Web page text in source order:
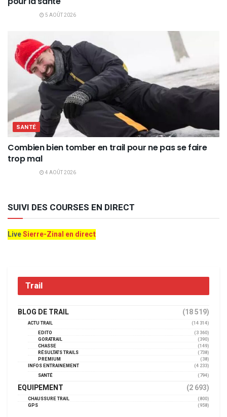
5 AOÛT 2026
SANTÉ
Combien bien tomber en trail pour ne pas se faire
trop mal
4 AOÛT 2026
SUIVI DES COURSES EN DIRECT
LiveSierre-Zinal en direct
Trail
BLOG DE TRAIL (18 519)
ACTU TRAIL
(14 314)
EDITO
(3 360)
GORATRAIL
(390)
CHASSE
(149)
RÉSULTATS TRAILS
(738)
PREMIUM
(38)
INFOS ENTRAINEMENT
(4 233)
SANTÉ
(794)
EQUIPEMENT (2 693)
CHAUSSURE TRAIL
(800)
GPS
(958)